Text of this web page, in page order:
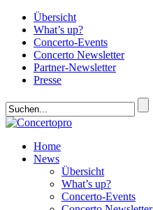
Übersicht
What’s up?
Concerto-Events
Concerto Newsletter
Partner-Newsletter
Presse
Home
News
Übersicht
What’s up?
Concerto-Events